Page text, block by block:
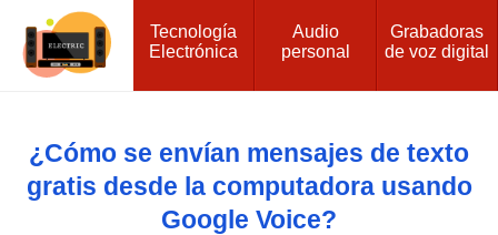
Tecnología
Electrónica
Audio
personal
Grabadoras
de voz digital
¿Cómo se envían mensajes de texto
gratis desde la computadora usando
Google Voice?